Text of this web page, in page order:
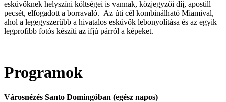
esküvőknek helyszíni költségei is vannak, közjegyzői díj, apostill
pecsét, elfogadott a borravaló. Az úti cél kombinálható Miamival,
ahol a legegyszerűbb a hivatalos esküvők lebonyolítása és az egyik
legprofibb fotós készíti az ifjú párról a képeket.
Programok
Városnézés Santo Domingóban (egész napos)